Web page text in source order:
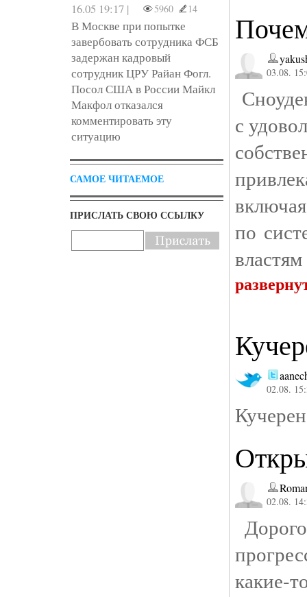
16.05 19:17 | 5960 14
В Москве при попытке
завербовать сотрудника ФСБ
задержан кадровый
сотрудник ЦРУ Райан Фогл.
Посол США в России Майкл
Макфол отказался
комментировать эту
ситуацию
САМОЕ ЧИТАЕМОЕ
ПРИСЛАТЬ СВОЮ ССЫЛКУ
03.08.
с
по
02.08.
02.08.
какие-